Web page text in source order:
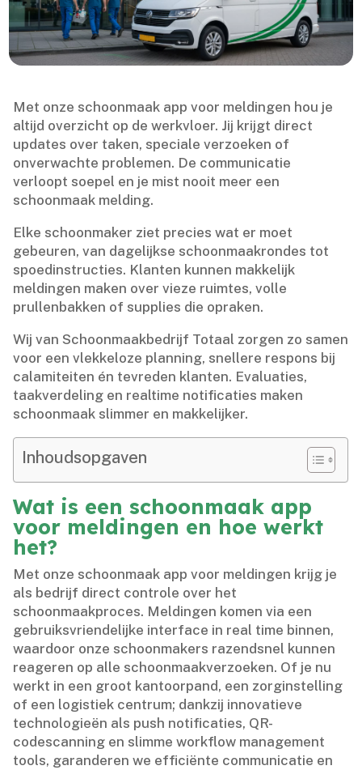
Met onze schoonmaak app voor meldingen hou je
altijd overzicht op de werkvloer.​ Jij krijgt direct
updates over taken, speciale verzoeken of
onverwachte problemen.​ De communicatie
verloopt soepel en je mist nooit meer een
schoonmaak melding.​
Elke schoonmaker ziet precies wat er moet
gebeuren, van dagelijkse schoonmaakrondes tot
spoedinstructies.​ Klanten kunnen makkelijk
meldingen maken over vieze ruimtes, volle
prullenbakken of supplies die opraken.​
Wij van Schoonmaakbedrijf Totaal zorgen zo samen
voor een vlekkeloze planning, snellere respons bij
calamiteiten én tevreden klanten.​ Evaluaties,
taakverdeling en realtime notificaties maken
schoonmaak slimmer en makkelijker.​
Inhoudsopgaven
Wat is een schoonmaak app
voor meldingen en hoe werkt
het?
Met onze schoonmaak app voor meldingen krijg je
als bedrijf direct controle over het
schoonmaakproces.​ Meldingen komen via een
gebruiksvriendelijke interface in real time binnen,
waardoor onze schoonmakers razendsnel kunnen
reageren op alle schoonmaakverzoeken.​ Of je nu
werkt in een groot kantoorpand, een zorginstelling
of een logistiek centrum; dankzij innovatieve
technologieën als push notificaties, QR-
codescanning en slimme workflow management
tools, garanderen we efficiënte communicatie en